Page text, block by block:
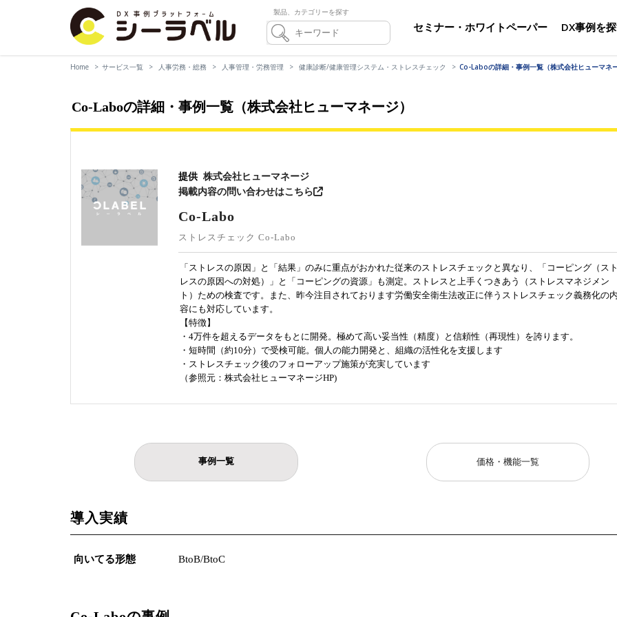
製品、カテゴリーを探す
セミナー・ホワイトペーパー DX事例を
Home サービス一覧 人事労務・総務 人事管理・労務管理 健康診断/健康管理システム・ストレスチェック Co-Laboの詳細・事例一覧（株式会社ヒューマネ
Co-Laboの詳細・事例一覧（株式会社ヒューマネージ）
提供 株式会社ヒューマネージ
掲載内容の問い合わせはこちら
Co-Labo
ストレスチェック Co-Labo
「ストレスの原因」と「結果」のみに重点がおかれた従来のストレスチェックと異なり、「コーピング（ス
レスの原因への対処）」と「コーピングの資源」も測定。ストレスと上手くつきあう（ストレスマネジメン
ト）ための検査です。また、昨今注目されております労働安全衛生法改正に伴うストレスチェック義務化の
容にも対応しています。
【特徴】
・4万件を超えるデータをもとに開発。極めて高い妥当性（精度）と信頼性（再現性）を誇ります。
・短時間（約10分）で受検可能。個人の能力開発と、組織の活性化を支援します
・ストレスチェック後のフォローアップ施策が充実しています
（参照元：株式会社ヒューマネージHP)
事例一覧 価格・機能一覧
導入実績
向いてる形態 BtoB/BtoC